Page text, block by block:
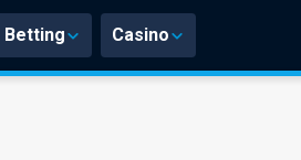
Betting Casino